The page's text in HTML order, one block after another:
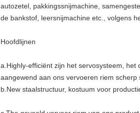
autozetel, pakkingssnijmachine,
de bankstof, leersnijmachine etc., volgens
Hoofdlijnen
a.Highly-efficiënt zijn het servosysteem,
aangewend aan ons vervoeren riem scherp
b.New staalstructuur, kostuum voor